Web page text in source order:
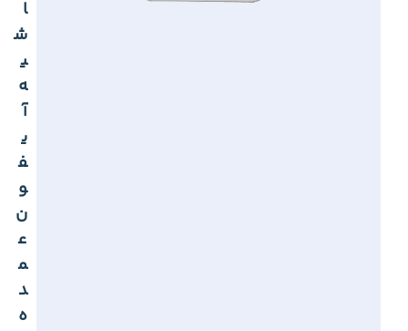
ا
ش
ی
ه
آ
ی
ف
و
ن
ع
م
د
ه